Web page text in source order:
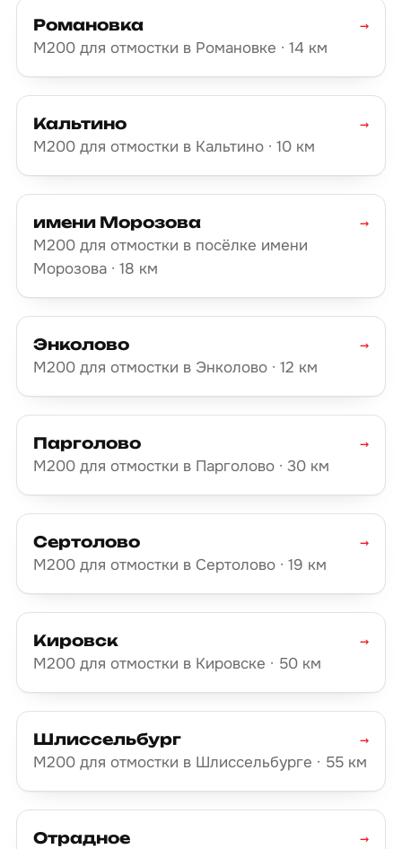
Романовка
М200 для отмостки в Романовке · 14 км
→
Кальтино
М200 для отмостки в Кальтино · 10 км
→
имени Морозова
М200 для отмостки в посёлке имени
Морозова · 18 км
→
Энколово
М200 для отмостки в Энколово · 12 км
→
Парголово
М200 для отмостки в Парголово · 30 км
→
Сертолово
М200 для отмостки в Сертолово · 19 км
→
Кировск
М200 для отмостки в Кировске · 50 км
→
Шлиссельбург
М200 для отмостки в Шлиссельбурге · 55 км
→
Отрадное
→